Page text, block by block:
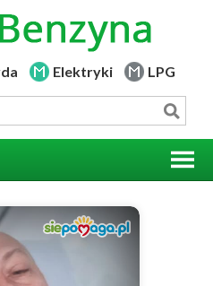
Elektryki LPG